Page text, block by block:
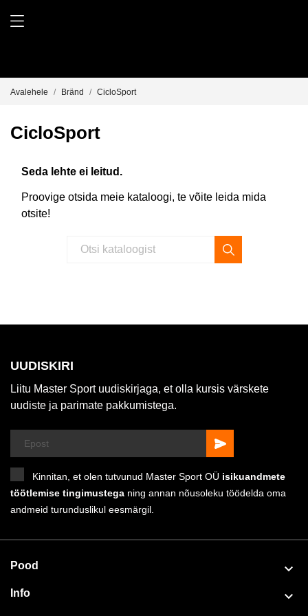
Avalehele Bränd CicloSport
CicloSport
Seda lehte ei leitud.
Proovige otsida meie kataloogi, te võite leida mida
otsite!
UUDISKIRI
Liitu Master Sport uudiskirjaga, et olla kursis värskete
uudiste ja parimate pakkumistega.
Kinnitan, et olen tutvunud Master Sport OÜ isikuandmete
töötlemise tingimustega ning annan nõusoleku töödelda oma
andmeid turunduslikul eesmärgil.
Pood 
Info 